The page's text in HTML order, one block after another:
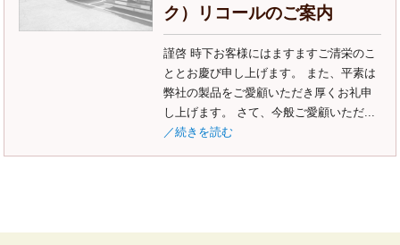
ク）リコールのご案内
謹啓 時下お客様にはますますご清栄のこ
ととお慶び申し上げます。 また、平素は
弊社の製品をご愛顧いただき厚くお礼申
し上げます。 さて、今般ご愛顧いただ...
／続きを読む